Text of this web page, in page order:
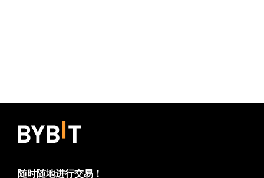
随时随地进行交易！